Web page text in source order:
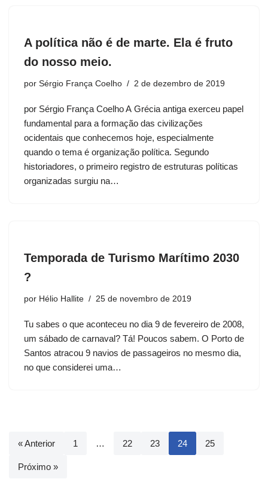
A política não é de marte. Ela é fruto
do nosso meio.
por Sérgio França Coelho 2 de dezembro de 2019
por Sérgio França Coelho A Grécia antiga exerceu papel
fundamental para a formação das civilizações
ocidentais que conhecemos hoje, especialmente
quando o tema é organização política. Segundo
historiadores, o primeiro registro de estruturas políticas
organizadas surgiu na…
Temporada de Turismo Marítimo 2030
?
por Hélio Hallite 25 de novembro de 2019
Tu sabes o que aconteceu no dia 9 de fevereiro de 2008,
um sábado de carnaval? Tá! Poucos sabem. O Porto de
Santos atracou 9 navios de passageiros no mesmo dia,
no que considerei uma…
« Anterior 1 … 22 23 24 25
Próximo »